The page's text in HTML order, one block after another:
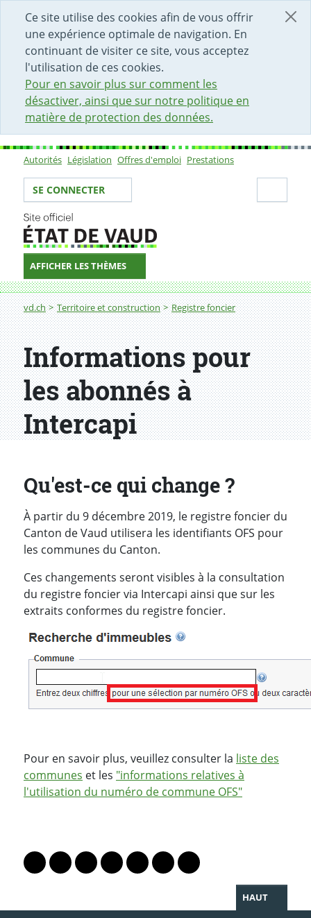
Ce site utilise des cookies afin de vous offrir
une expérience optimale de navigation. En
continuant de visiter ce site, vous acceptez
l'utilisation de ces cookies.
Pour en savoir plus sur comment les
désactiver, ainsi que sur notre politique en
matière de protection des données.
DÉBUT DU CONTENU DE LA PAGE
ACCÈS AU CHAMP DE RECHERCHE
PAGE D'ACCUEIL
FORMULAIRE DE CONTACT
Sous-navigation
Autorités Législation Offres d'emploi Prestations
Votre identité
SE CONNECTER
AFFICHER LES THÈMES
Fil d'Ariane
vd.ch Territoire et construction Registre foncier
Informations pour les abonnés à Intercapi
Informations pour
les abonnés à
Intercapi
Qu'est-ce qui change ?
À partir du 9 décembre 2019, le registre foncier du
Canton de Vaud utilisera les identifiants OFS pour
les communes du Canton.
Ces changements seront visibles à la consultation
du registre foncier via Intercapi ainsi que sur les
extraits conformes du registre foncier.
Pour en savoir plus, veuillez consulter la liste des
communes et les "informations relatives à
l'utilisation du numéro de commune OFS"
Lien vers le profil Mastodon
Lien vers le profil Bluesky
Lien vers le profil Instagram
Lien vers le profil Linkedin
Lien vers le profil Facebook
Lien vers le profil Twitter
Partager par WhatsApp
HAUT